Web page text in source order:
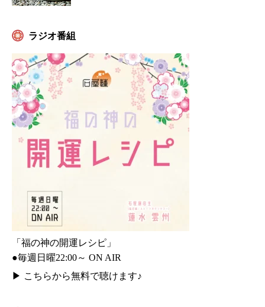
ラジオ番組
「福の神の開運レシピ」
●毎週日曜22:00～ ON AIR
▶ こちらから無料で聴けます♪